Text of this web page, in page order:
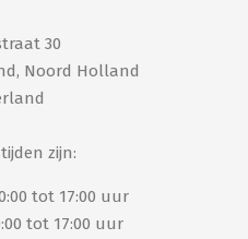
30
Noord Holland
zijn:
tot 17:00 uur
tot 17:00 uur